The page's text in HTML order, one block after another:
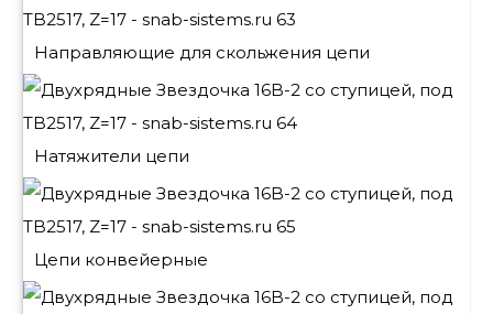
Направляющие для скольжения цепи
Натяжители цепи
Цепи конвейерные